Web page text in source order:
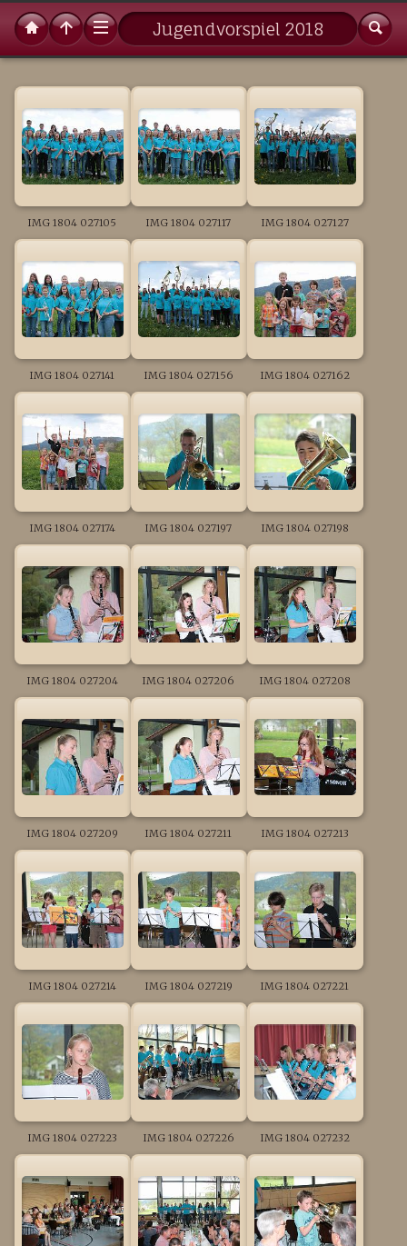
Jugendvorspiel 2018
IMG 1804 027105 IMG 1804 027117 IMG 1804 027127
IMG 1804 027141 IMG 1804 027156 IMG 1804 027162
IMG 1804 027174 IMG 1804 027197 IMG 1804 027198
IMG 1804 027204 IMG 1804 027206 IMG 1804 027208
IMG 1804 027209 IMG 1804 027211 IMG 1804 027213
IMG 1804 027214 IMG 1804 027219 IMG 1804 027221
IMG 1804 027223 IMG 1804 027226 IMG 1804 027232